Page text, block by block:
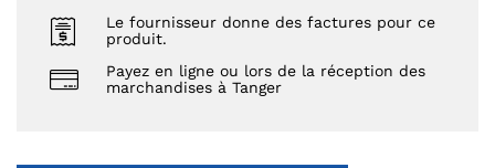
Le fournisseur donne des factures pour ce
produit.
Payez en ligne ou lors de la réception des
marchandises à Tanger